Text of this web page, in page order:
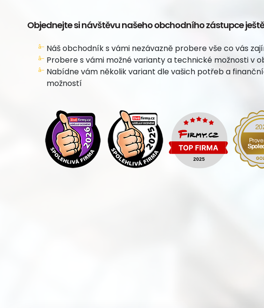
Objednejte si návštěvu našeho obchodního zástupce
Náš obchodník s vámi nezávazně probere vše co vás
Probere s vámi možné varianty a technické možnosti v
Nabídne vám několik variant dle vašich potřeb a
možností